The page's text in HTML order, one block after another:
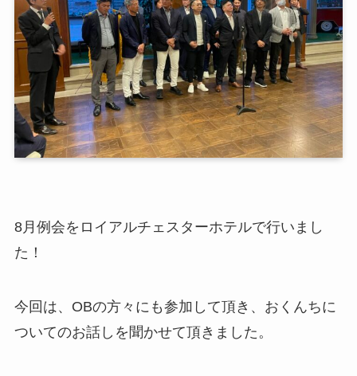
8月例会をロイアルチェスターホテルで行いまし
た！
今回は、OBの方々にも参加して頂き、おくんちに
ついてのお話しを聞かせて頂きました。